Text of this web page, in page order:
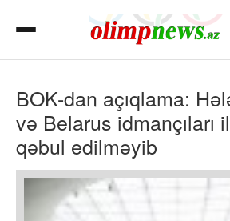
BOK-dan açıqlama:
və Belarus idmançıları
qəbul edilməyib